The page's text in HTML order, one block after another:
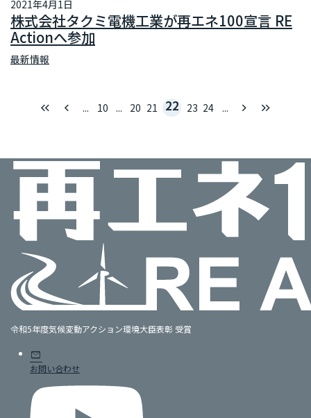
2021年4月1日
株式会社タクミ電機工業が再エネ100宣言 RE
Actionへ参加
最新情報
keyboard_double_arrow_left keyboard_arrow_left ... 10 ... 20 21 22 23 24 ... keyboard_arrow_right keyboard_double_arrow_right
令和5年度気候変動アクション環境大臣表彰 受賞
mail
お問い合わせ